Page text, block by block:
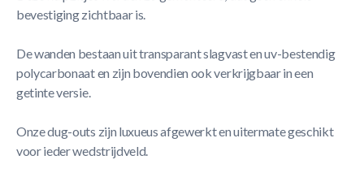
bevestiging zichtbaar is.
De wanden bestaan uit transparant slagvast en uv-bestendig
polycarbonaat en zijn bovendien ook verkrijgbaar in een
getinte versie.
Onze dug-outs zijn luxueus afgewerkt en uitermate geschikt
voor ieder wedstrijdveld.